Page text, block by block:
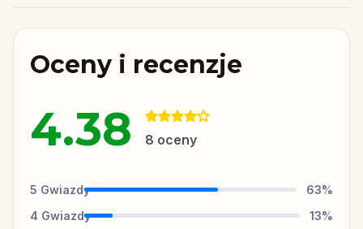
Oceny i recenzje
4.38 8 oceny
5 Gwiazdy 63%
4 Gwiazdy 13%